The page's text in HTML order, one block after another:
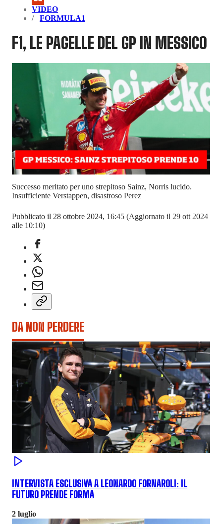
VIDEO
FORMULA1
F1, LE PAGELLE DEL GP IN MESSICO
Successo meritato per uno strepitoso Sainz, Norris lucido.
Insufficiente Verstappen, disastroso Perez
Pubblicato il 28 ottobre 2024, 16:45 (Aggiornato il 29 ott 2024
alle 10:10)
DA NON PERDERE
INTERVISTA ESCLUSIVA A LEONARDO FORNAROLI: IL
FUTURO PRENDE FORMA
2 luglio